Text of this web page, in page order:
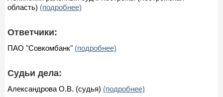
область) (подробнее)
Ответчики:
ПАО "Совкомбанк" (подробнее)
Судьи дела:
Александрова О.В. (судья) (подробнее)